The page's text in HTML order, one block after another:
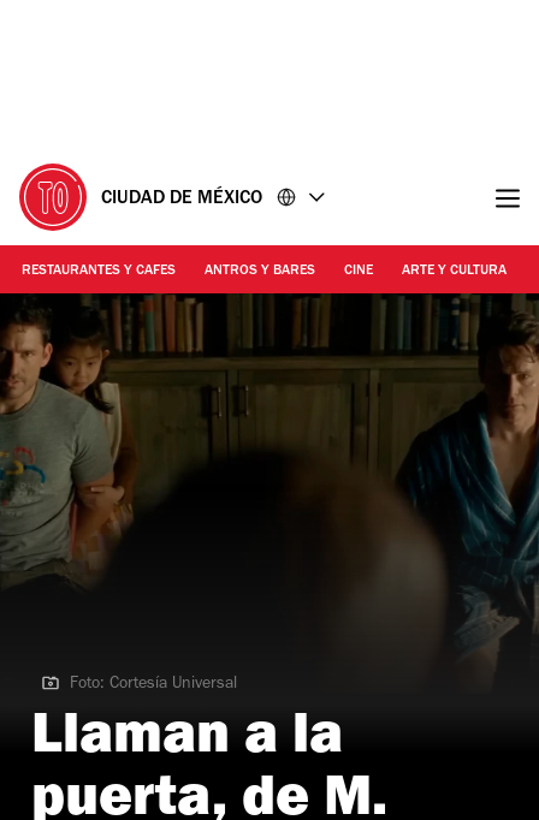
CIUDAD DE MÉXICO
RESTAURANTES Y CAFES ANTROS Y BARES CINE ARTE Y CULTURA
Foto: Cortesía Universal
Foto: Cortesía Universal
Llaman a la
puerta, de M.